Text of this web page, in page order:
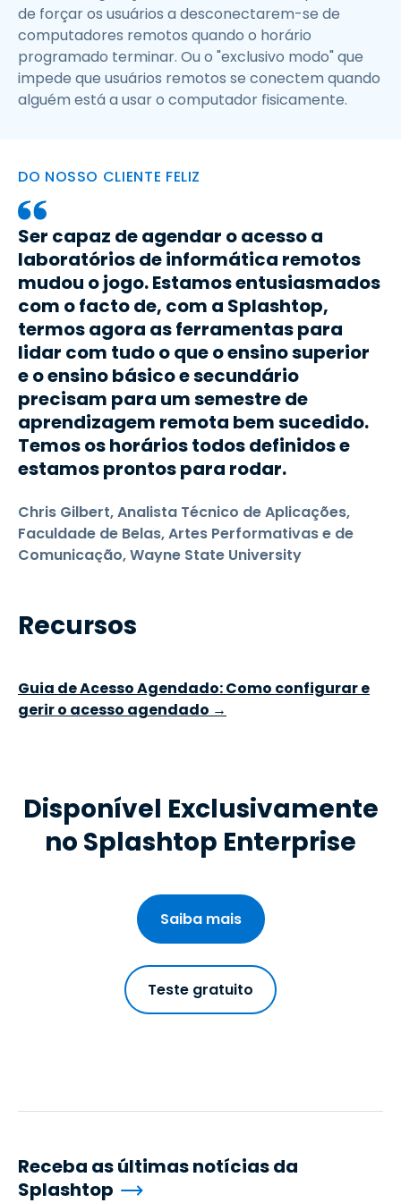
de forçar os usuários a desconectarem-se de
computadores remotos quando o horário
programado terminar. Ou o "exclusivo modo" que
impede que usuários remotos se conectem quando
alguém está a usar o computador fisicamente.
DO NOSSO CLIENTE FELIZ
Ser capaz de agendar o acesso a
laboratórios de informática remotos
mudou o jogo. Estamos entusiasmados
com o facto de, com a Splashtop,
termos agora as ferramentas para
lidar com tudo o que o ensino superior
e o ensino básico e secundário
precisam para um semestre de
aprendizagem remota bem sucedido.
Temos os horários todos definidos e
estamos prontos para rodar.
Chris Gilbert, Analista Técnico de Aplicações,
Faculdade de Belas, Artes Performativas e de
Comunicação, Wayne State University
Recursos
Guia de Acesso Agendado: Como configurar e
gerir o acesso agendado →
Disponível Exclusivamente
no Splashtop Enterprise
Saiba mais
Teste gratuito
Receba as últimas notícias da
Splashtop